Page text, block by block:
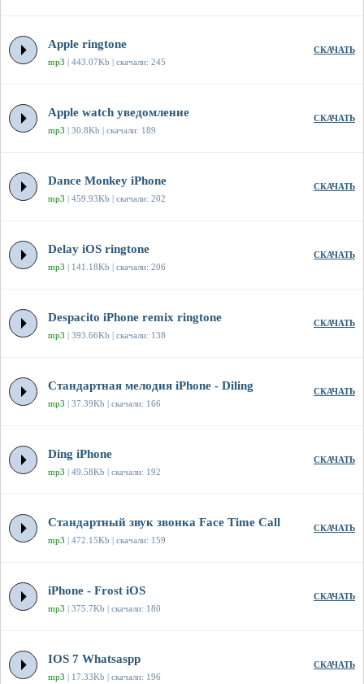
Apple ringtone
mp3 | 443.07Kb | скачали: 245
СКАЧАТЬ
Apple watch уведомление
mp3 | 30.8Kb | скачали: 189
СКАЧАТЬ
Dance Monkey iPhone
mp3 | 459.93Kb | скачали: 202
СКАЧАТЬ
Delay iOS ringtone
mp3 | 141.18Kb | скачали: 206
СКАЧАТЬ
Despacito iPhone remix ringtone
mp3 | 393.66Kb | скачали: 138
СКАЧАТЬ
Стандартная мелодия iPhone - Diling
mp3 | 37.39Kb | скачали: 166
СКАЧАТЬ
Ding iPhone
mp3 | 49.58Kb | скачали: 192
СКАЧАТЬ
Стандартный звук звонка Face Time Call
mp3 | 472.15Kb | скачали: 159
СКАЧАТЬ
iPhone - Frost iOS
mp3 | 375.7Kb | скачали: 180
СКАЧАТЬ
IOS 7 Whatsaspp
mp3 | 17.33Kb | скачали: 196
СКАЧАТЬ